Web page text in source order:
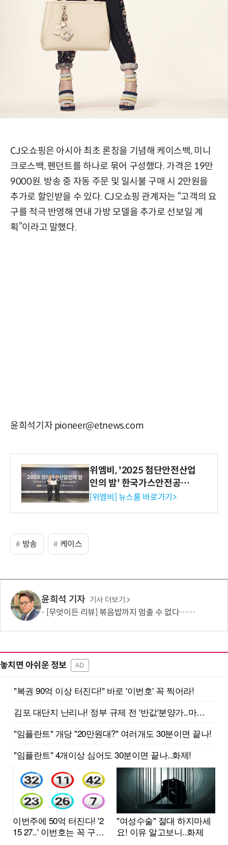
CJ오쇼핑은 아시아 최초 론칭을 기념해 케이스백, 미니
크로스백, 펜던트를 하나로 묶어 구성했다. 가격은 19만
9000원. 방송 중 자동 주문 및 일시불 구매 시 2만원을
추가로 할인받을 수 있다. CJ오쇼핑 관계자는 “고객의 요
구를 적극 반영해 연내 가방 모델을 추가로 선보일 계
획”이라고 말했다.
윤희석기자 pioneer@etnews.com
위엠비, '2025 첨단안전산업
인의 밤' 한국가스안전공사
사장상 수상
[위엠비] 뉴스룸 바로가기>
방송 케이스
윤희석 기자 기사 더보기
[무엇이든 리뷰] 볶음밥까지 멈출 수 없다…하림 '별미요리 닭갈비' 한 끼 실험
놓치면 아쉬운 정보 AD